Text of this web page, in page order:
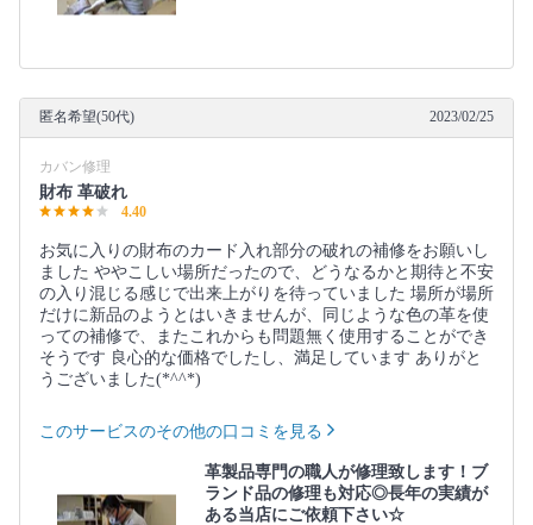
匿名希望(50代) 2023/02/25
カバン修理
財布 革破れ
4.40
お気に入りの財布のカード入れ部分の破れの補修をお願いし
ました ややこしい場所だったので、どうなるかと期待と不安
の入り混じる感じで出来上がりを待っていました 場所が場所
だけに新品のようとはいきませんが、同じような色の革を使
っての補修で、またこれからも問題無く使用することができ
そうです 良心的な価格でしたし、満足しています ありがと
うございました(*^^*)
このサービスのその他の口コミを見る
革製品専門の職人が修理致します！ブ
ランド品の修理も対応◎長年の実績が
ある当店にご依頼下さい☆